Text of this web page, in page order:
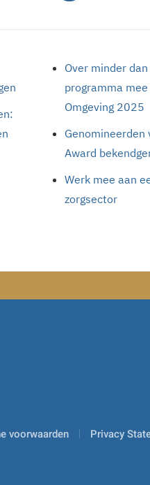
Over minder
programma
Omgeving 2025
Genomineerden
Award
Werk mee aan
zorgsector
voorwaarden Privacy